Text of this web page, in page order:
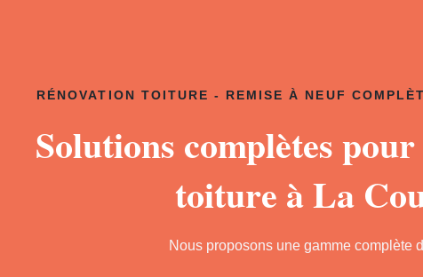
RÉNOVATION TOITURE - REMISE À NEUF
Solutions complètes
toiture à La
Nous proposons une gamme complète